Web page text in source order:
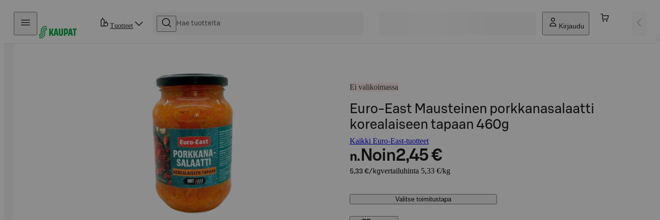
Hyppää sisältöön
Tuotteet Kirjaudu
Ei valikoimassa
Euro-East Mausteinen porkkanasalaatti
korealaiseen tapaan 460g
Kaikki Euro-East-tuotteet
n. Noin2,45 €
5,33 €/kgvertailuhinta 5,33 €/kg
Valitse toimitustapa